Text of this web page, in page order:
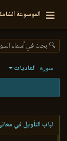
الموسوعة
🔍 بحث في أسماء
سورة العاديات
لباب التأويل في